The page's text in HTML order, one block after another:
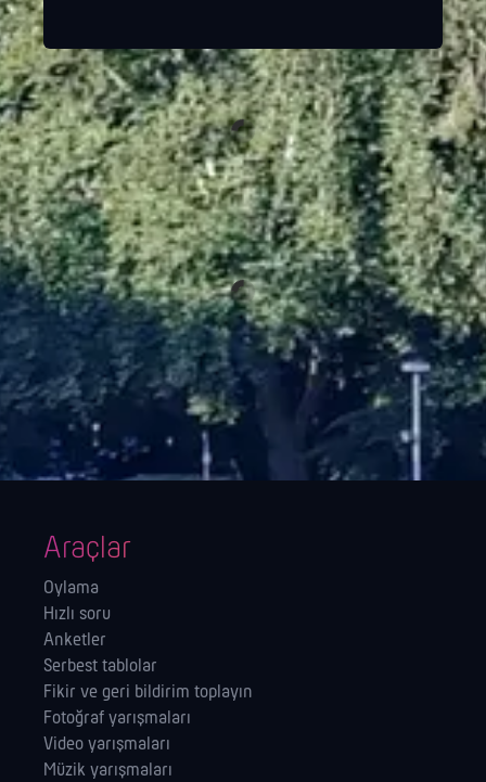
Araçlar
Oylama
Hızlı soru
Anketler
Serbest tablolar
Fikir ve geri bildirim toplayın
Fotoğraf yarışmaları
Video yarışmaları
Müzik yarışmaları